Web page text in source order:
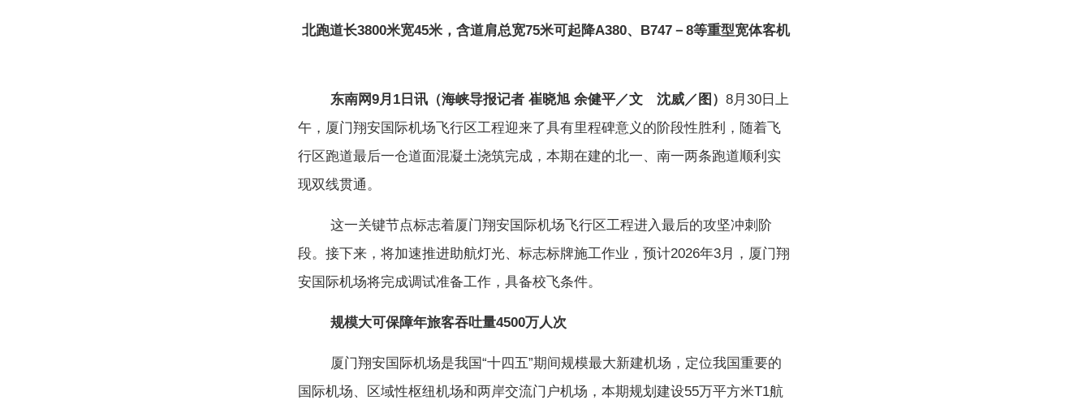
北跑道长3800米宽45米，含道肩总宽75米可起降A380、B747－8等重型宽体客机
东南网9月1日讯（海峡导报记者 崔晓旭 余健平／文 沈威／图） 8月30日上
午，厦门翔安国际机场飞行区工程迎来了具有里程碑意义的阶段性胜利，随着飞
行区跑道最后一仓道面混凝土浇筑完成，本期在建的北一、南一两条跑道顺利实
现双线贯通。
这一关键节点标志着厦门翔安国际机场飞行区工程进入最后的攻坚冲刺阶
段。接下来，将加速推进助航灯光、标志标牌施工作业，预计2026年3月，厦门翔
安国际机场将完成调试准备工作，具备校飞条件。
规模大可保障年旅客吞吐量4500万人次
厦门翔安国际机场是我国“十四五”期间规模最大新建机场，定位我国重要的
国际机场、区域性枢纽机场和两岸交流门户机场，本期规划建设55万平方米T1航